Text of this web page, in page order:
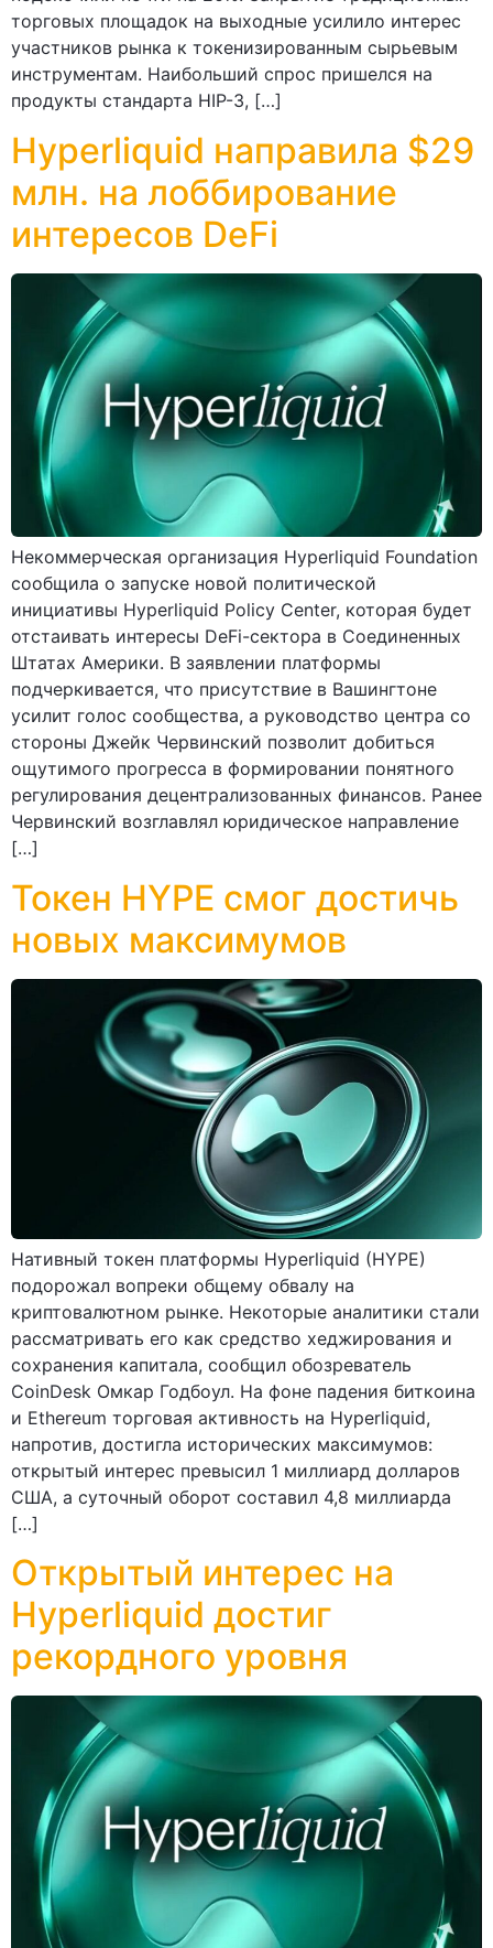
торговых площадок на выходные усилило интерес
участников рынка к токенизированным сырьевым
инструментам. Наибольший спрос пришелся на
продукты стандарта HIP-3, […]
Hyperliquid направила $29
млн. на лоббирование
интересов DeFi
Некоммерческая организация Hyperliquid Foundation
сообщила о запуске новой политической
инициативы Hyperliquid Policy Center, которая будет
отстаивать интересы DeFi-сектора в Соединенных
Штатах Америки. В заявлении платформы
подчеркивается, что присутствие в Вашингтоне
усилит голос сообщества, а руководство центра со
стороны Джейк Червинский позволит добиться
ощутимого прогресса в формировании понятного
регулирования децентрализованных финансов. Ранее
Червинский возглавлял юридическое направление
[…]
Токен HYPE смог достичь
новых максимумов
Нативный токен платформы Hyperliquid (HYPE)
подорожал вопреки общему обвалу на
криптовалютном рынке. Некоторые аналитики стали
рассматривать его как средство хеджирования и
сохранения капитала, сообщил обозреватель
CoinDesk Омкар Годбоул. На фоне падения биткоина
и Ethereum торговая активность на Hyperliquid,
напротив, достигла исторических максимумов:
открытый интерес превысил 1 миллиард долларов
США, а суточный оборот составил 4,8 миллиарда
[…]
Открытый интерес на
Hyperliquid достиг
рекордного уровня